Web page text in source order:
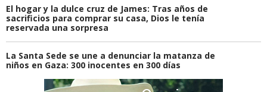
El hogar y la dulce cruz de James: Tras años de
sacrificios para comprar su casa, Dios le tenía
reservada una sorpresa
La Santa Sede se une a denunciar la matanza de
niños en Gaza: 300 inocentes en 300 días